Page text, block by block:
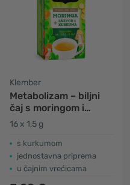
Klember
Metabolizam – biljni
čaj s moringom i
đumbirom
16 x 1,5 g
s kurkumom
jednostavna priprema
u čajnim vrećicama